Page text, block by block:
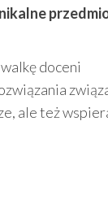
doceni
ale też